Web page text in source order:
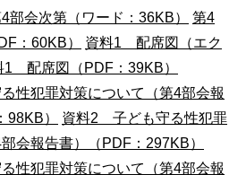
部会次第（ワード：36KB）
第4
：60KB）
資料1 配席図（エク
1 配席図（PDF：39KB）
性犯罪対策について（第4部会報
）
資料2 子ども守る性犯罪
会報告書）（PDF：297KB）
性犯罪対策について（第4部会報